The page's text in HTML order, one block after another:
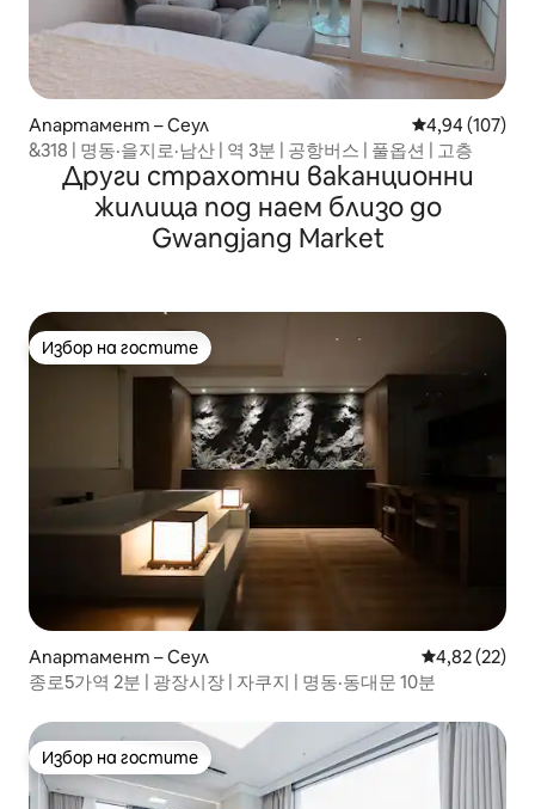
Апартамент – Сеул Средна
4,94 (107)
&318 | 명동·을지로·남산 | 역 3분 | 공항버스 | 풀옵션 | 고층
Други страхотни ваканционни
жилища под наем близо до
Gwangjang Market
Избор на гостите
Избор на гостите
Апартамент – Сеул Средна
4,82 (22)
종로5가역 2분 | 광장시장 | 자쿠지 | 명동·동대문 10분
Избор на гостите
Избор на гостите